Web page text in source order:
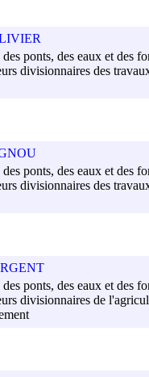
ponts, des eaux et des
divisionnaires des
ponts, des eaux et des
divisionnaires des
ponts, des eaux et des
divisionnaires de